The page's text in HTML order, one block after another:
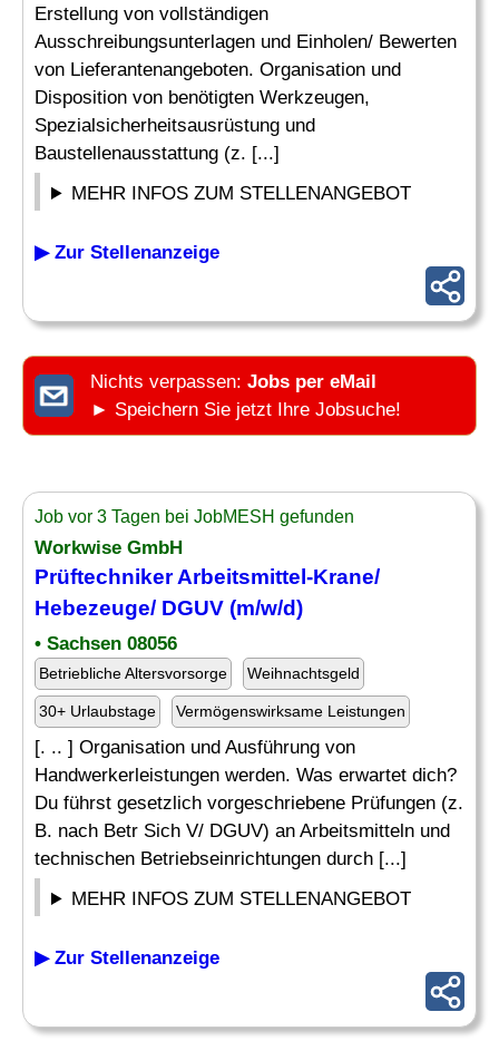
Erstellung von vollständigen
Ausschreibungsunterlagen und Einholen/ Bewerten
von Lieferantenangeboten. Organisation und
Disposition von benötigten Werkzeugen,
Spezialsicherheitsausrüstung und
Baustellenausstattung (z. [...]
MEHR INFOS ZUM STELLENANGEBOT
▶ Zur Stellenanzeige
Nichts verpassen: Jobs per eMail
► Speichern Sie jetzt Ihre Jobsuche!
Job vor 3 Tagen bei JobMESH gefunden
Workwise GmbH
Prüftechniker Arbeitsmittel-Krane/
Hebezeuge/ DGUV (m/w/d)
• Sachsen 08056
Betriebliche Altersvorsorge Weihnachtsgeld
30+ Urlaubstage Vermögenswirksame Leistungen
[. .. ] Organisation und Ausführung von
Handwerkerleistungen werden. Was erwartet dich?
Du führst gesetzlich vorgeschriebene Prüfungen (z.
B. nach Betr Sich V/ DGUV) an Arbeitsmitteln und
technischen Betriebseinrichtungen durch [...]
MEHR INFOS ZUM STELLENANGEBOT
▶ Zur Stellenanzeige